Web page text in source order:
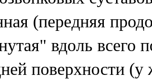
(передняя
вдоль всего
поверхности